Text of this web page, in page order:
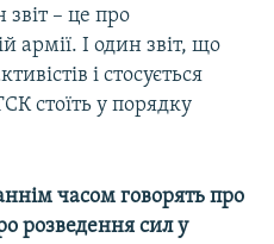
– це про
армії. І один звіт, що
і стосується
стоїть у порядку
часом говорять про
розведення сил у